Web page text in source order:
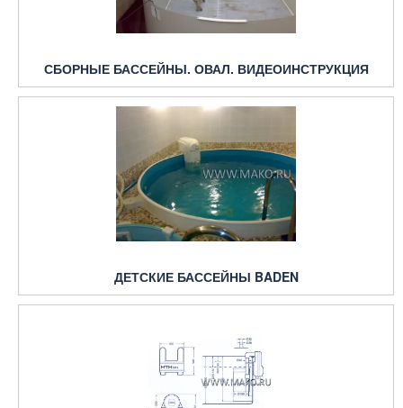
СБОРНЫЕ БАССЕЙНЫ. ОВАЛ. ВИДЕОИНСТРУКЦИЯ
ДЕТСКИЕ БАССЕЙНЫ BADEN